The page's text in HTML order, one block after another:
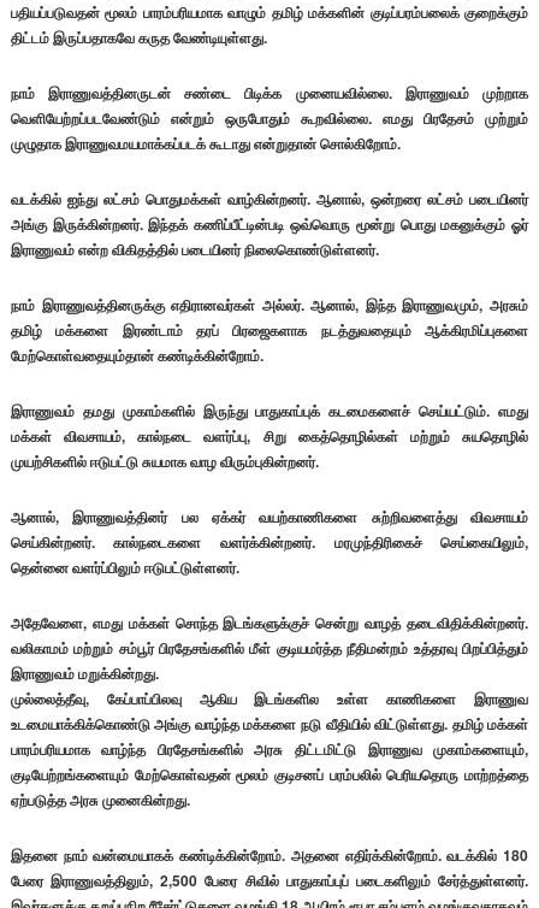
பதியப்படுவதன் மூலம் பாரம்பரியமாக வாழும் தமிழ் மக்களின் குடிப்பரம்பலைக் குறைக்கும்
திட்டம் இருப்பதாகவே கருத வேண்டியுள்ளது.
நாம் இராணுவத்தினருடன் சண்டை பிடிக்க முனையவில்லை. இராணுவம் முற்றாக
வெளியேற்றப்படவேண்டும் என்றும் ஒருபோதும் கூறவில்லை. எமது பிரதேசம் முற்றும்
முழுதாக இராணுவமயமாக்கப்படக் கூடாது என்றுதான் சொல்கிறோம்.
வடக்கில் ஐந்து லட்சம் பொதுமக்கள் வாழ்கின்றனர். ஆனால், ஒன்றரை லட்சம் படையினர்
அங்கு இருக்கின்றனர். இந்தக் கணிப்பீட்டின்படி ஒவ்வொரு மூன்று பொது மகனுக்கும் ஓர்
இராணுவம் என்ற விகிதத்தில் படையினர் நிலைகொண்டுள்ளனர்.
நாம் இராணுவத்தினருக்கு எதிரானவர்கள் அல்லர். ஆனால், இந்த இராணுவமும், அரசும்
தமிழ் மக்களை இரண்டாம் தரப் பிரஜைகளாக நடத்துவதையும் ஆக்கிரமிப்புகளை
மேற்கொள்வதையும்தான் கண்டிக்கின்றோம்.
இராணுவம் தமது முகாம்களில் இருந்து பாதுகாப்புக் கடமைகளைச் செய்யட்டும். எமது
மக்கள் விவசாயம், கால்நடை வளர்ப்பு, சிறு கைத்தொழில்கள் மற்றும் சுயதொழில்
முயற்சிகளில் ஈடுபட்டு சுயமாக வாழ விரும்புகின்றனர்.
ஆனால், இராணுவத்தினர் பல ஏக்கர் வயற்காணிகளை சுற்றிவளைத்து விவசாயம்
செய்கின்றனர். கால்நடைகளை வளர்க்கின்றனர். மரமுந்திரிகைச் செய்கையிலும்,
தென்னை வளர்ப்பிலும் ஈடுபட்டுள்ளனர்.
அதேவேளை, எமது மக்கள் சொந்த இடங்களுக்குச் சென்று வாழத் தடைவிதிக்கின்றனர்.
வலிகாமம் மற்றும் சம்பூர் பிரதேசங்களில் மீள் குடியமர்த்த நீதிமன்றம் உத்தரவு பிறப்பித்தும்
இராணுவம் மறுக்கின்றது.
முல்லைத்தீவு, கேப்பாப்பிலவு ஆகிய இடங்களில உள்ள காணிகளை இராணுவ
உடமையாக்கிக்கொண்டு அங்கு வாழ்ந்த மக்களை நடு வீதியில் விட்டுள்ளது. தமிழ் மக்கள்
பாரம்பரியமாக வாழ்ந்த பிரதேசங்களில் அரசு திட்டமிட்டு இராணுவ முகாம்களையும்,
குடியேற்றங்களையும் மேற்கொள்வதன் மூலம் குடிசனப் பரம்பலில் பெரியதொரு மாற்றத்தை
ஏற்படுத்த அரசு முனைகின்றது.
இதனை நாம் வன்மையாகக் கண்டிக்கின்றோம். அதனை எதிர்க்கின்றோம். வடக்கில் 180
பேரை இராணுவத்திலும், 2,500 பேரை சிவில் பாதுகாப்புப் படைகளிலும் சேர்த்துள்ளனர்.